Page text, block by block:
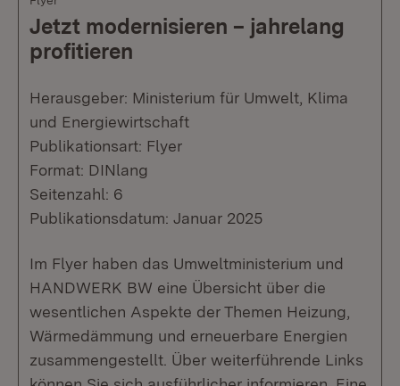
Jetzt modernisieren – jahrelang
profitieren
Herausgeber: Ministerium für Umwelt, Klima
und Energiewirtschaft
Publikationsart: Flyer
Format: DINlang
Seitenzahl: 6
Publikationsdatum: Januar 2025
Im Flyer haben das Umweltministerium und
HANDWERK BW eine Übersicht über die
wesentlichen Aspekte der Themen Heizung,
Wärmedämmung und erneuerbare Energien
zusammengestellt. Über weiterführende Links